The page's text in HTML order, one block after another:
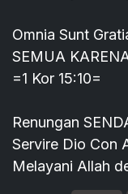
Omnia Sunt
SEMUA
=1 Kor 15:10=
Renungan
Servire Dio Con
Melayani Allah